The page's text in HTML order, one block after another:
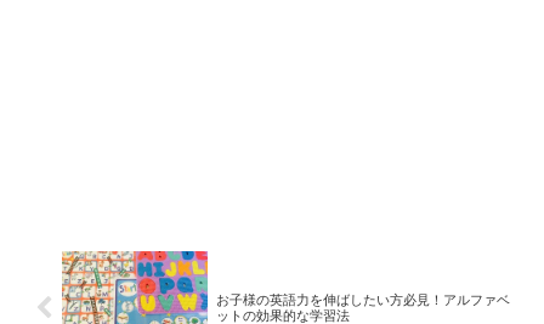
お子様の英語力を伸ばしたい方必見！アルファベ
ットの効果的な学習法